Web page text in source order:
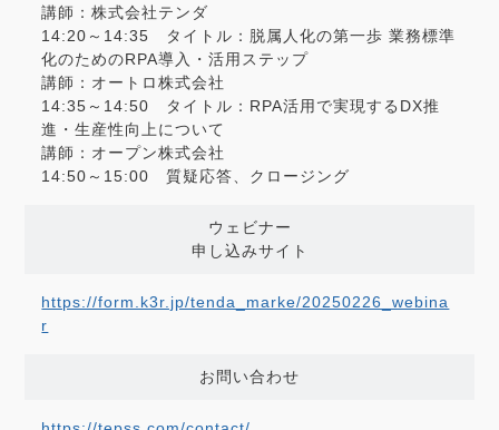
講師：株式会社テンダ
14:20～14:35 タイトル：脱属人化の第一歩 業務標準
化のためのRPA導入・活用ステップ
講師：オートロ株式会社
14:35～14:50 タイトル：RPA活用で実現するDX推
進・生産性向上について
講師：オープン株式会社
14:50～15:00 質疑応答、クロージング
ウェビナー
申し込みサイト
https://form.k3r.jp/tenda_marke/20250226_webina
r
お問い合わせ